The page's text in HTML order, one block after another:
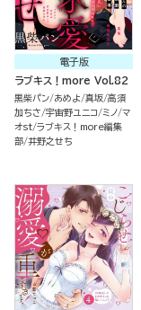
電子版
ラブキス！more Vol.82
黒柴パン あめよ 真坂 高須
加ちさ 宇宙野ユニコ ミノ マ
オst ラブキス！more編集
部 井野之せち